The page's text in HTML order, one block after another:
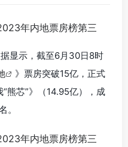
显示，截至6月30日8时
》票房突破15亿，正式
熊芯”》（14.95亿），成
。